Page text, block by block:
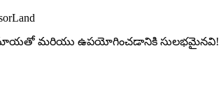
మాయతో మరియు ఉపయోగించడానికి సులభమైనవి!